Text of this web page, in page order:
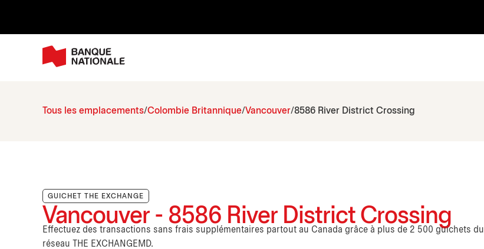
Tous les emplacements Colombie Britannique Vancouver 8586 River District Crossing
GUICHET THE EXCHANGE
Vancouver - 8586 River District Crossing
Effectuez des transactions sans frais supplémentaires partout au Canada grâce à plus de 2 500 guichets du
réseau THE EXCHANGEMD.